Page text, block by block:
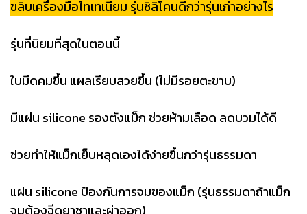
ขลิบเครื่องมือไทเทเนียม รุ่นซิลิโคนดีกว่ารุ่นเก่าอย่างไร
รุ่นที่นิยมที่สุดในตอนนี้
ใบมีดคมขึ้น แผลเรียบสวยขึ้น (ไม่มีรอยตะขาบ)
มีแผ่น silicone รองตังแม็ก ช่วยห้ามเลือด ลดบวมได้ดี
ช่วยทำให้แม็กเย็บหลุดเองได้ง่ายขึ้นกว่ารุ่นธรรมดา
แผ่น silicone ป้องกันการจมของแม็ก (รุ่นธรรมดาถ้าแม็ก
จมต้องฉีดยาชาและผ่าออก)